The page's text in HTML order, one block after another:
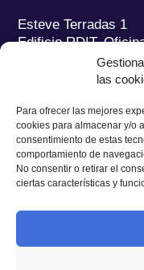
las
Para ofrecer las mejores
cookies para almacenar y/o
consentimiento de estas
comportamiento de
No consentir o retirar el
ciertas características y
Esteve Terradas 1
Edificio RDIT,
Parc Mediterrani
08860 Castelldefels
Tel.:+34 93 280
Fax:+34 93 280
E-mail: